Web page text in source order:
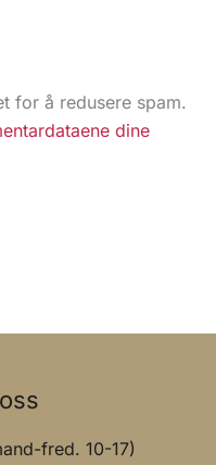
for å redusere spam.
dine
fred. 10-17)